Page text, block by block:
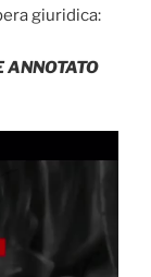
giuridica:
ANNOTATO